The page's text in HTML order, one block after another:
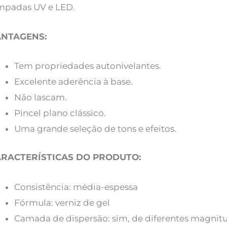
UV e LED.
Tem propriedades autonivelantes.
Excelente aderência à base.
Não lascam.
Pincel plano clássico.
Uma grande seleção de tons e efeitos.
DO PRODUTO:
Consistência: média-espessa
Fórmula: verniz de gel
Camada de dispersão: sim, de diferentes